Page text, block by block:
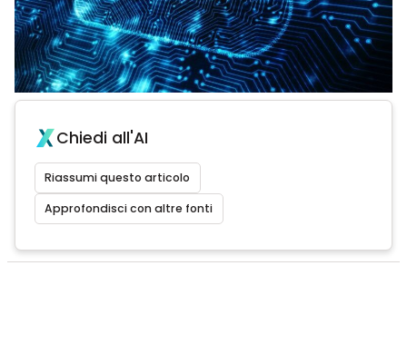
Chiedi all'AI
Riassumi questo articolo
Approfondisci con altre fonti